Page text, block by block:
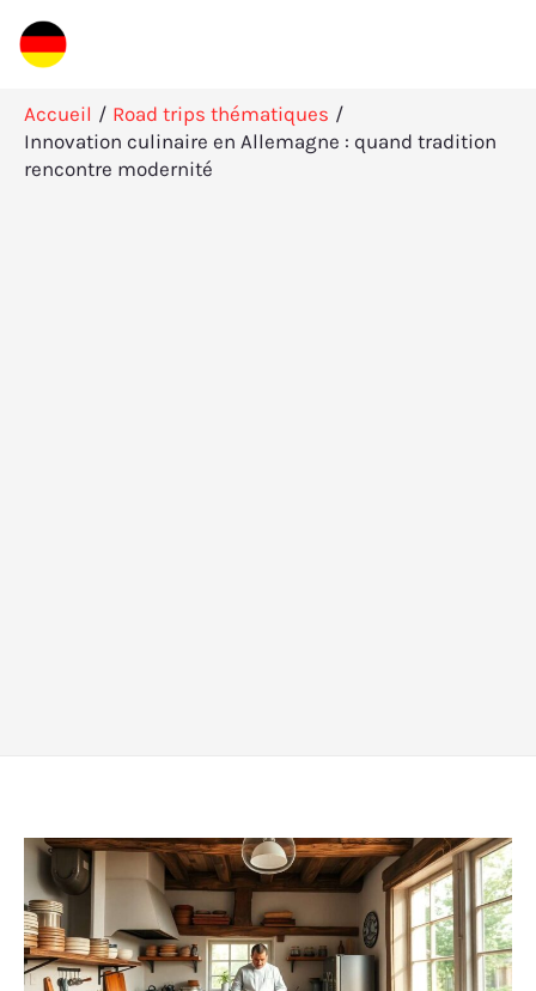
Aller
au
Accueil
Road trips thématiques
Innovation culinaire en Allemagne : quand tradition
rencontre modernité
R
e
h
e